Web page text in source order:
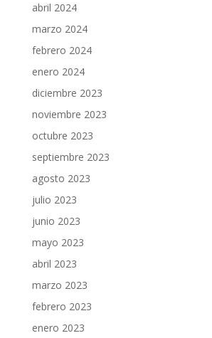
abril 2024
marzo 2024
febrero 2024
enero 2024
diciembre 2023
noviembre 2023
octubre 2023
septiembre 2023
agosto 2023
julio 2023
junio 2023
mayo 2023
abril 2023
marzo 2023
febrero 2023
enero 2023